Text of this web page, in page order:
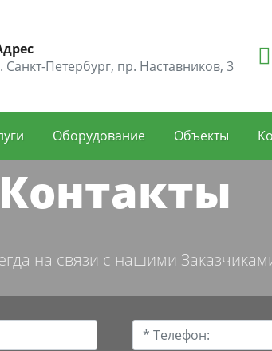
Санкт-Петербург, пр. Наставников, 3
Оборудование Объекты
Контакты
на связи с нашими